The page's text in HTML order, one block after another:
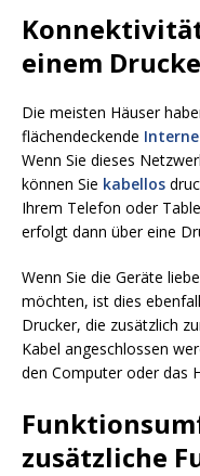
einem
Die meisten Häuser
flächendeckende
Wenn Sie dieses
können Sie kabellos
Ihrem Telefon oder
erfolgt dann über eine
Wenn Sie die Geräte
möchten, ist dies
Drucker, die zusätzlich
Kabel angeschlossen
den Computer oder das
zusätzliche